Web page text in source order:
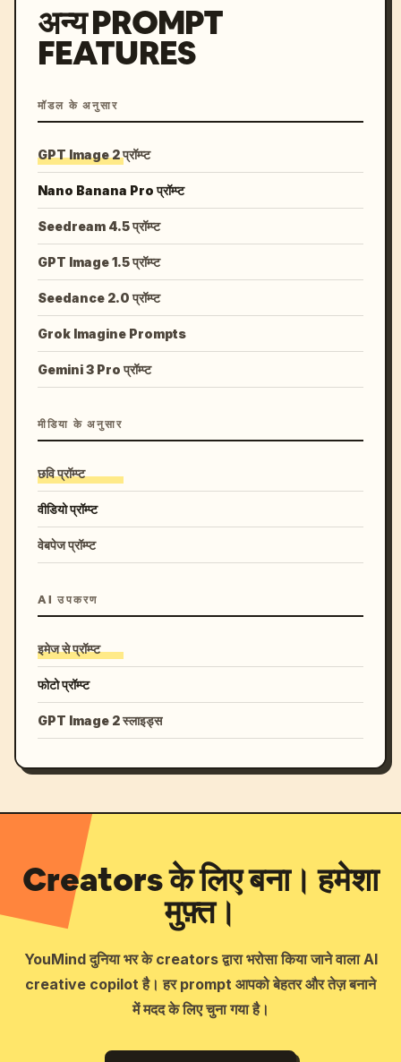
अन्य PROMPT
FEATURES
मॉडल के अनुसार
GPT Image 2 प्रॉम्प्ट
Nano Banana Pro प्रॉम्प्ट
Seedream 4.5 प्रॉम्प्ट
GPT Image 1.5 प्रॉम्प्ट
Seedance 2.0 प्रॉम्प्ट
Grok Imagine Prompts
Gemini 3 Pro प्रॉम्प्ट
मीडिया के अनुसार
छवि प्रॉम्प्ट
वीडियो प्रॉम्प्ट
वेबपेज प्रॉम्प्ट
AI उपकरण
इमेज से प्रॉम्प्ट
फोटो प्रॉम्प्ट
GPT Image 2 स्लाइड्स
Creators के लिए बना। हमेशा
मुफ़्त।
YouMind दुनिया भर के creators द्वारा भरोसा किया जाने वाला AI
creative copilot है। हर prompt आपको बेहतर और तेज़ बनाने
में मदद के लिए चुना गया है।